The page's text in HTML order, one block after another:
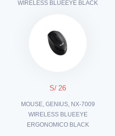
WIRELESS BLUEEYE BLACK
S/ 26
MOUSE, GENIUS, NX-7009
WIRELESS BLUEEYE
ERGONOMICO BLACK